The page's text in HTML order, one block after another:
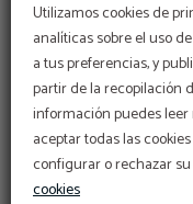
Utilizamos cookies de
analíticas sobre el uso
a tus preferencias, y
partir de la recopilación
información puedes leer
aceptar todas las
configurar o rechazar
cookies
FINANÇAT PER:
MÉS INFORMACIÓ